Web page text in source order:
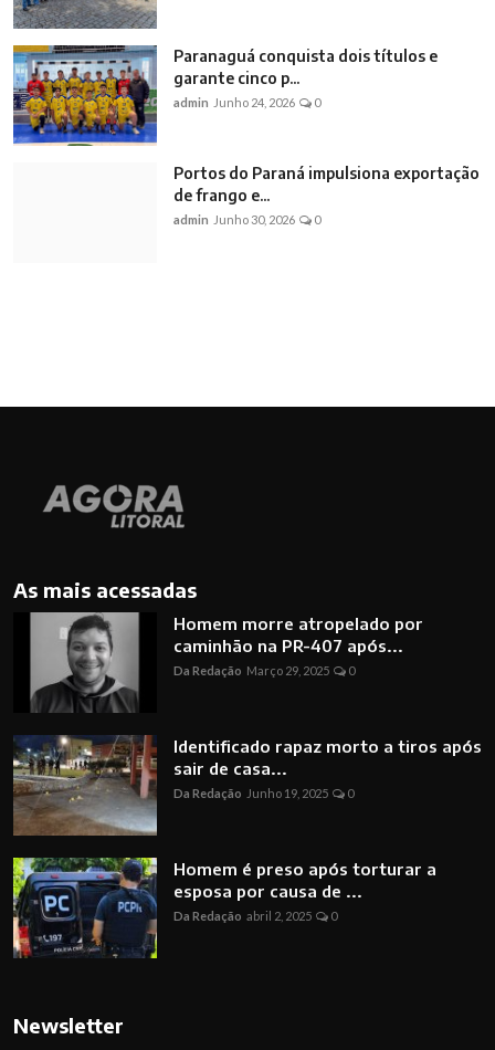
Paranaguá conquista dois títulos e
garante cinco p...
admin Junho 24, 2026 0
Portos do Paraná impulsiona exportação
de frango e...
admin Junho 30, 2026 0
As mais acessadas
Homem morre atropelado por
caminhão na PR-407 após...
Da Redação Março 29, 2025 0
Identificado rapaz morto a tiros após
sair de casa...
Da Redação Junho 19, 2025 0
Homem é preso após torturar a
esposa por causa de ...
Da Redação abril 2, 2025 0
Newsletter